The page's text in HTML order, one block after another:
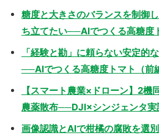
糖度と大きさのバランスを制御
ち立てたい──AIでつくる高糖度
「経験と勘」に頼らない安定的
──AIでつくる高糖度トマト（前
【スマート農業×ドローン】2機
農薬散布──DJI×シンジェンタ実
画像認識とAIで柑橘の腐敗を選